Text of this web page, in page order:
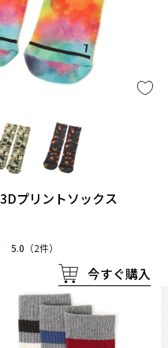
プリントソックス
5.0 （2件）
今すぐ購入